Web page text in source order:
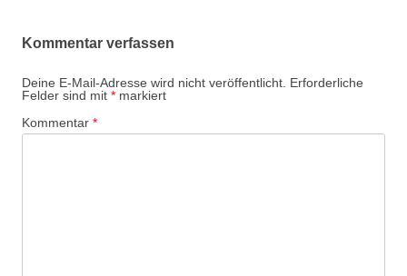
Kommentar verfassen
Deine E-Mail-Adresse wird nicht veröffentlicht. Erforderliche
Felder sind mit * markiert
Kommentar *